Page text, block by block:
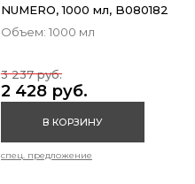
NUMERO, 1000 мл, B080182
Объем: 1000 мл
2 428 руб.
3 237 руб.
В КОРЗИНУ
спец. предложение